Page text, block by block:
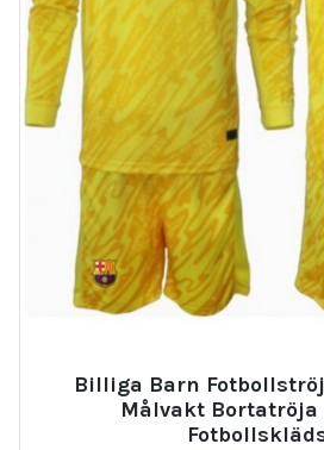
Billiga Barn
Målvakt